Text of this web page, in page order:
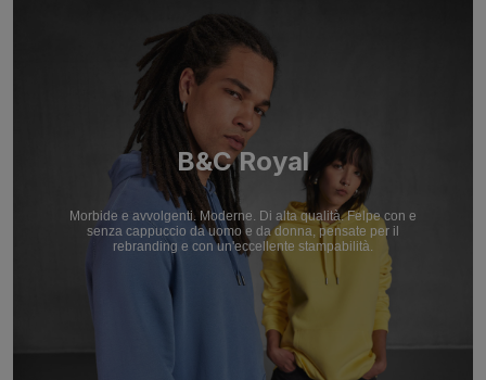
B&C Royal
Morbide e avvolgenti. Moderne. Di alta qualità. Felpe con e
senza cappuccio da uomo e da donna, pensate per il
rebranding e con un'eccellente stampabilità.